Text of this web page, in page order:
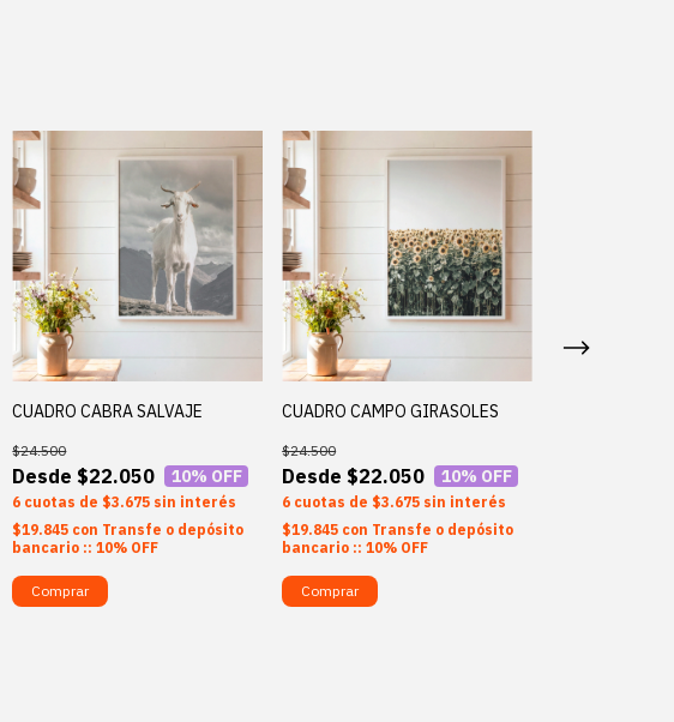
CUADRO CABRA SALVAJE
$22.050
$24.500
10% OFF
6 $3.675 sin interés
$19.845 con Transfe o depósito
bancario :: 10% OFF
Comprar
CUADRO CAMPO GIRASOLES
$22.050
$24.500
10% OFF
6 $3.675 sin interés
$19.845 con Transfe o depósito
bancario :: 10% OFF
Comprar